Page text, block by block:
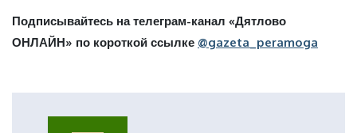
Подписывайтесь на телеграм-канал «Дятлово
ОНЛАЙН» по короткой ссылке @gazeta_peramoga